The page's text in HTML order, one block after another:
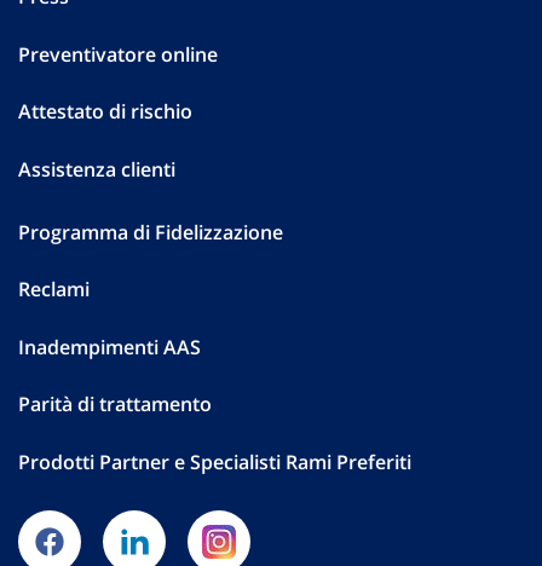
Preventivatore online
Attestato di rischio
Assistenza clienti
Programma di Fidelizzazione
Reclami
Inadempimenti AAS
Parità di trattamento
Prodotti Partner e Specialisti Rami Preferiti